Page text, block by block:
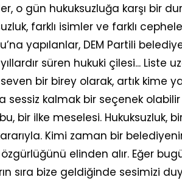
o gün hukuksuzluğa karşı bir
farklı isimler ve farklı
yapılanlar, DEM Partili
süren hukuki çilesi... Liste
bir birey olarak, artık kime
sessiz kalmak bir seçenek
bir ilke meselesi. Hukuksuzluk,
Kimi zaman bir
elinden alır. Eğer
sıra bize geldiğinde sesimizi